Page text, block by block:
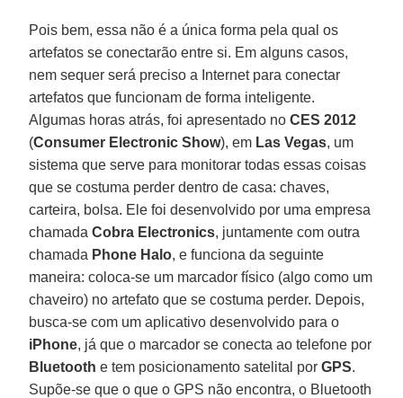
Pois bem, essa não é a única forma pela qual os
artefatos se conectarão entre si. Em alguns casos,
nem sequer será preciso a Internet para conectar
artefatos que funcionam de forma inteligente.
Algumas horas atrás, foi apresentado noCES 2012
(Consumer Electronic Show), em Las Vegas, um
sistema que serve para monitorar todas essas coisas
que se costuma perder dentro de casa: chaves,
carteira, bolsa. Ele foi desenvolvido por uma empresa
chamadaCobra Electronics, juntamente com outra
chamada Phone Halo, e funciona da seguinte
maneira: coloca-se um marcador físico (algo como um
chaveiro) no artefato que se costuma perder. Depois,
busca-se com um aplicativo desenvolvido para o
iPhone, já que o marcador se conecta ao telefone por
Bluetoothe tem posicionamento satelital porGPS.
Supõe-se que o que o GPS não encontra, o Bluetooth